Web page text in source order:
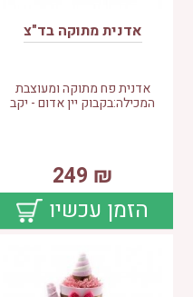
אדנית מתוקה בד"צ
אדנית פח מתוקה ומעוצבת
המכילה:בקבוק יין אדום - יקב
₪
249
הזמן עכשיו